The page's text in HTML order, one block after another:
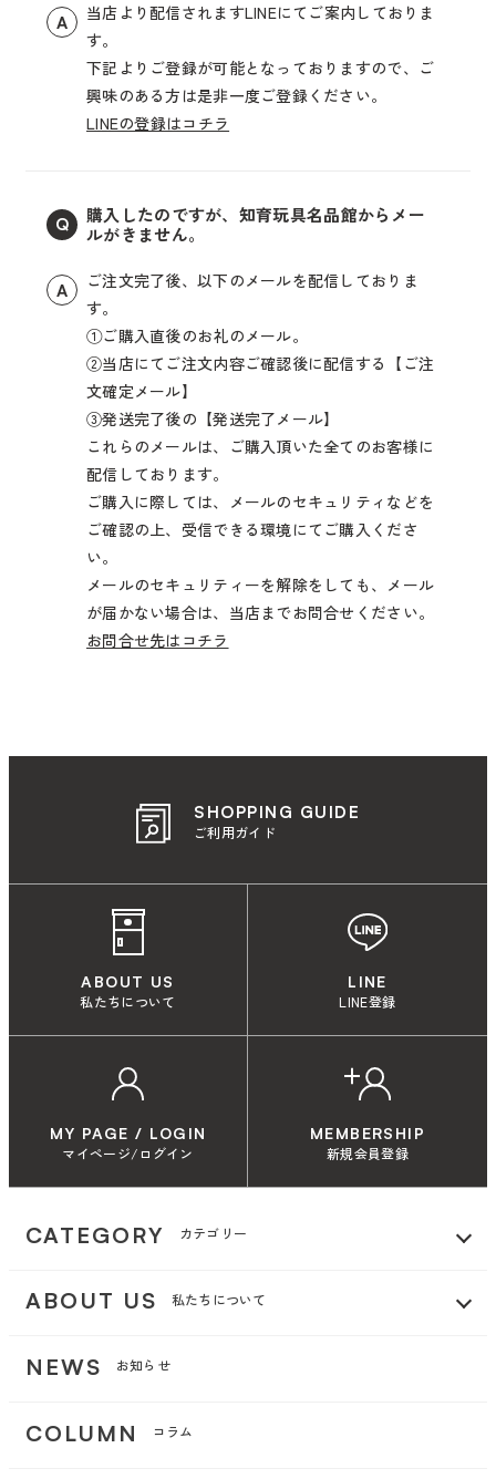
A
当店より配信されますLINEにてご案内しておりま
す。
下記よりご登録が可能となっておりますので、ご
興味のある方は是非一度ご登録ください。
LINEの登録はコチラ
Q
購入したのですが、知育玩具名品館からメー
ルがきません。
A
ご注文完了後、以下のメールを配信しておりま
す。
①ご購入直後のお礼のメール。
②当店にてご注文内容ご確認後に配信する【ご注
文確定メール】
③発送完了後の【発送完了メール】
これらのメールは、ご購入頂いた全てのお客様に
配信しております。
ご購入に際しては、メールのセキュリティなどを
ご確認の上、受信できる環境にてご購入くださ
い。
メールのセキュリティーを解除をしても、メール
が届かない場合は、当店までお問合せください。
お問合せ先はコチラ
SHOPPING GUIDE
ご利用ガイド
ABOUT US
私たちについて
LINE
LINE登録
MY PAGE / LOGIN
マイページ/ログイン
MEMBERSHIP
新規会員登録
CATEGORY カテゴリー
ABOUT US 私たちについて
NEWS お知らせ
COLUMN コラム